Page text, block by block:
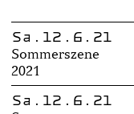
Sa.12.6.21
Sommerszene
2021
Sa.12.6.21